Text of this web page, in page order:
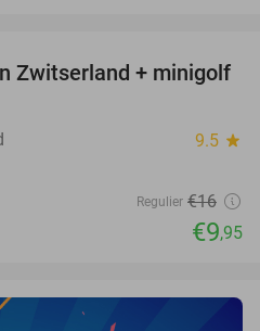
38%
Zwitserland + minigolf
9.5 star
Regulier €16
€9,95